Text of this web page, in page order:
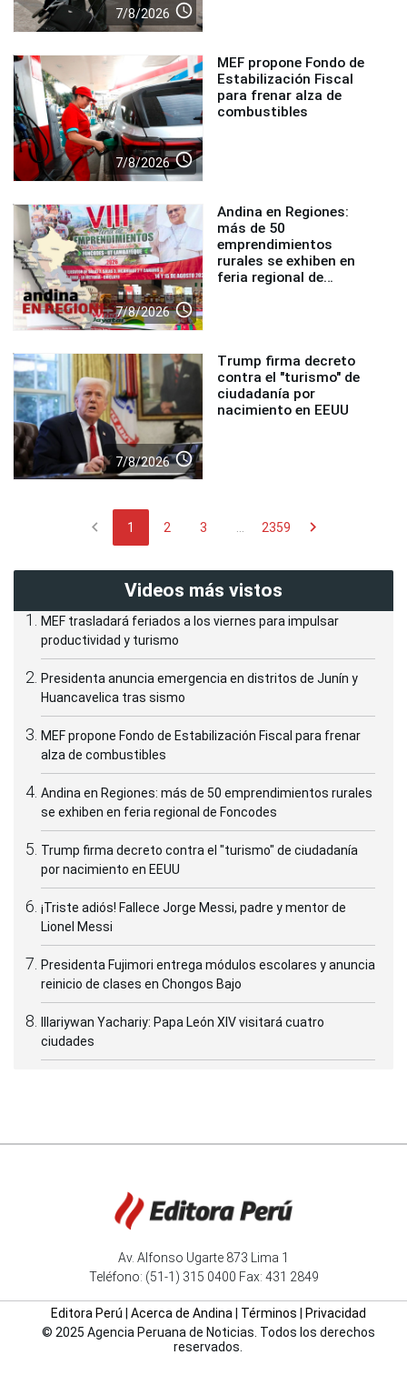
7/8/2026 access_time
7/8/2026 access_time
MEF propone Fondo de
Estabilización Fiscal
para frenar alza de
combustibles
7/8/2026 access_time
Andina en Regiones:
más de 50
emprendimientos
rurales se exhiben en
feria regional de
7/8/2026 access_time
Trump firma decreto
contra el "turismo" de
ciudadanía por
nacimiento en EEUU
chevron_left 1 2 3 ... 2359 chevron_right
Videos más vistos
MEF trasladará feriados a los viernes para impulsar
productividad y turismo
Presidenta anuncia emergencia en distritos de Junín y
Huancavelica tras sismo
MEF propone Fondo de Estabilización Fiscal para frenar
alza de combustibles
Andina en Regiones: más de 50 emprendimientos rurales
se exhiben en feria regional de Foncodes
Trump firma decreto contra el "turismo" de ciudadanía
por nacimiento en EEUU
¡Triste adiós! Fallece Jorge Messi, padre y mentor de
Lionel Messi
Presidenta Fujimori entrega módulos escolares y anuncia
reinicio de clases en Chongos Bajo
Illariywan Yachariy: Papa León XIV visitará cuatro
ciudades
Av. Alfonso Ugarte 873 Lima 1
Teléfono: (51-1) 315 0400 Fax: 431 2849
Editora Perú Acerca de Andina| Términos
Privacidad
© 2025 Agencia Peruana de Noticias. Todos los derechos
reservados.